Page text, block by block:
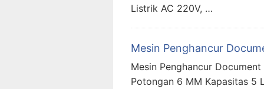
Listrik AC 220V, …
Mesin Penghancur
Mesin Penghancur
Potongan 6 MM Kapasitas 5